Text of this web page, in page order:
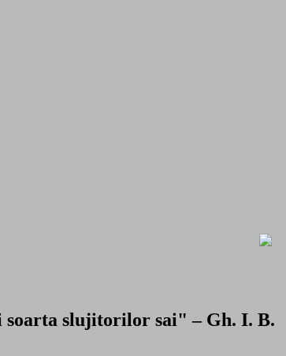
slujitorilor sai" – Gh. I. B.